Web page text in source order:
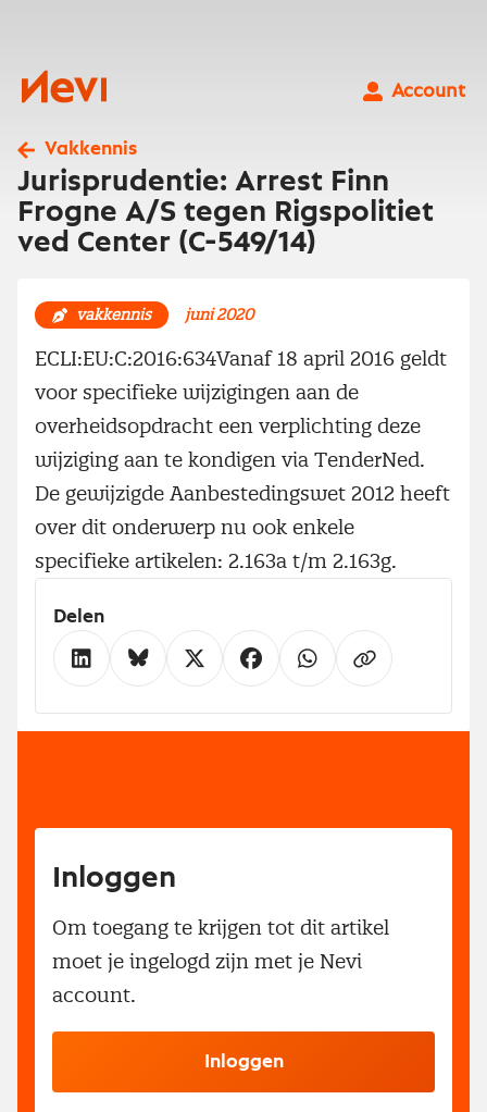
Nevi
Account
Vakkennis
Jurisprudentie: Arrest Finn
Frogne A/S tegen Rigspolitiet
ved Center (C-549/14)
vakkennis juni 2020
ECLI:EU:C:2016:634Vanaf 18 april 2016 geldt
voor specifieke wijzigingen aan de
overheidsopdracht een verplichting deze
wijziging aan te kondigen via TenderNed.
De gewijzigde Aanbestedingswet 2012 heeft
over dit onderwerp nu ook enkele
specifieke artikelen: 2.163a t/m 2.163g.
Delen
Inloggen
Om toegang te krijgen tot dit artikel
moet je ingelogd zijn met je Nevi
account.
Inloggen